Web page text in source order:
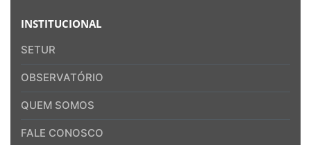
INSTITUCIONAL
SETUR
OBSERVATÓRIO
QUEM SOMOS
FALE CONOSCO